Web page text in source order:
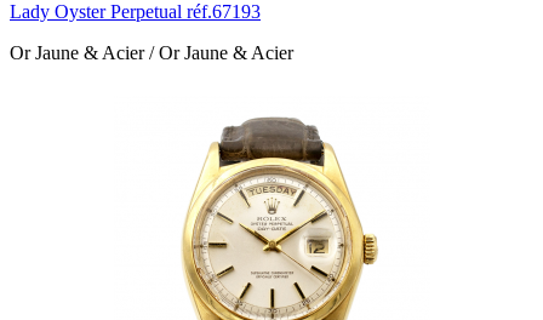
Lady Oyster Perpetual réf.67193
Or Jaune & Acier / Or Jaune & Acier